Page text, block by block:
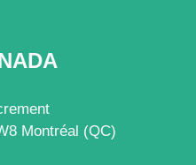
Montréal (QC)